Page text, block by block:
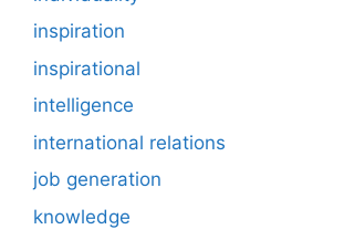
inspiration
inspirational
intelligence
international relations
job generation
knowledge